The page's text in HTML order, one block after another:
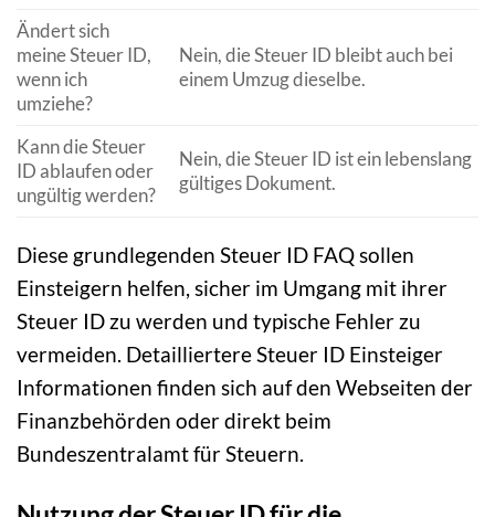
Ändert sich
meine Steuer ID,
wenn ich
umziehe?
Nein, die Steuer ID bleibt auch bei
einem Umzug dieselbe.
Kann die Steuer
ID ablaufen oder
ungültig werden?
Nein, die Steuer ID ist ein lebenslang
gültiges Dokument.
Diese grundlegenden Steuer ID FAQ sollen
Einsteigern helfen, sicher im Umgang mit ihrer
Steuer ID zu werden und typische Fehler zu
vermeiden. Detailliertere Steuer ID Einsteiger
Informationen finden sich auf den Webseiten der
Finanzbehörden oder direkt beim
Bundeszentralamt für Steuern.